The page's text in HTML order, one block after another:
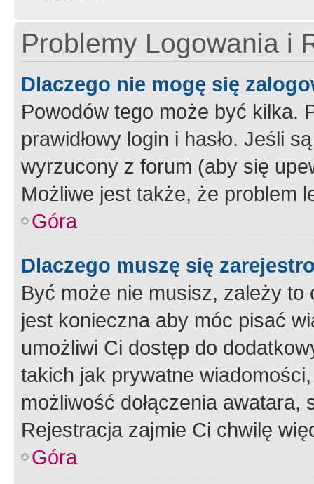
Problemy Logowania i
Dlaczego nie mogę się
Powodów tego może być kilka.
prawidłowy login i hasło. Jeśli
wyrzucony z forum (aby się
Możliwe jest także, że problem
Góra
Dlaczego muszę się
Być może nie musisz, zależy
jest konieczna aby móc pisać
umożliwi Ci dostęp do
takich jak prywatne
możliwość dołączenia
Rejestracja zajmie Ci chwilę
Góra